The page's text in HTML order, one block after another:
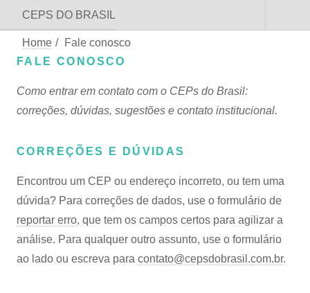
CEPS DO BRASIL
Home /
Fale conosco
FALE CONOSCO
Como entrar em contato com o CEPs do Brasil:
correções, dúvidas, sugestões e contato institucional.
CORREÇÕES E DÚVIDAS
Encontrou um CEP ou endereço incorreto, ou tem uma
dúvida? Para correções de dados, use o formulário de
reportar erro, que tem os campos certos para agilizar a
análise. Para qualquer outro assunto, use o formulário
ao lado ou escreva para contato@cepsdobrasil.com.br.